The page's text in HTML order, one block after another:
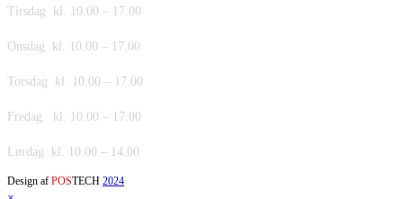
Tirsdag kl. 10.00 – 17.00
Onsdag kl. 10.00 – 17.00
Torsdag kl. 10.00 – 17.00
Fredag kl. 10.00 – 17.00
Lørdag kl. 10.00 – 14.00
Design af POSTECH 2024